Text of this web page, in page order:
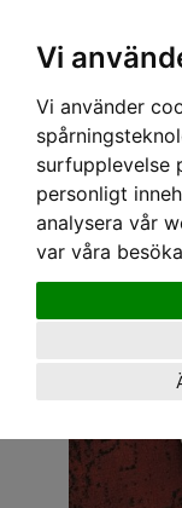
Vi
Vi använder
surfupplevelse
personligt
analysera vår
var våra
Hem› HERR›T-SHIRT ›